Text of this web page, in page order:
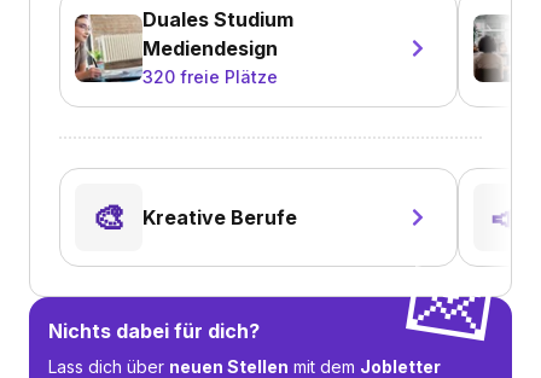
Duales Studium
Mediendesign
320 freie Plätze
🎨 Kreative Berufe 📣
💌
Nichts dabei für dich?
Lass dich über neuen Stellen mit dem Jobletter